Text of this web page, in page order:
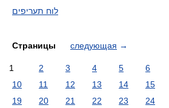
לוח תעריפים
Страницы следующая →
1 2 3 4 5 6
10
11 12 13 14 15
19
20 21 22 23 24